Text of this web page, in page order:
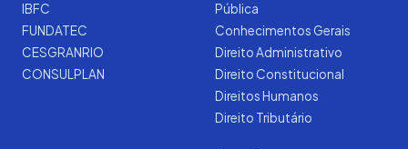
IBFC
FUNDATEC
CESGRANRIO
CONSULPLAN
Pública
Conhecimentos Gerais
Direito Administrativo
Direito Constitucional
Direitos Humanos
Direito Tributário